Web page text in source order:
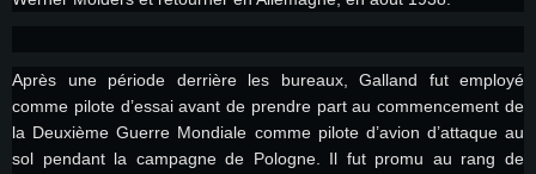
Après une période derrière les bureaux, Galland fut employé
comme pilote d’essai avant de prendre part au commencement de
la Deuxième Guerre Mondiale comme pilote d’avion d’attaque au
sol pendant la campagne de Pologne. Il fut promu au rang de